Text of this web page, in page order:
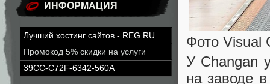
ИНФОРМАЦИЯ
Лучший хостинг сайтов - REG.RU
Промокод 5% скидки на услуги
39CC-C72F-6342-560A
Фото Visual
У Changan
на заводе